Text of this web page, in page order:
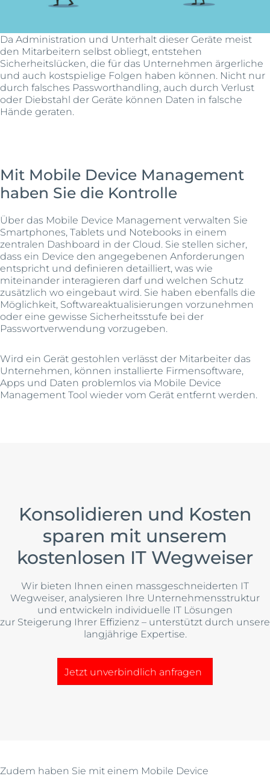
Da Administration und Unterhalt dieser Geräte meist
den Mitarbeitern selbst obliegt, entstehen
Sicherheitslücken, die für das Unternehmen ärgerliche
und auch kostspielige Folgen haben können. Nicht nur
durch falsches Passworthandling, auch durch Verlust
oder Diebstahl der Geräte können Daten in falsche
Hände geraten.
Mit Mobile Device Management
haben Sie die Kontrolle
Über das Mobile Device Management verwalten Sie
Smartphones, Tablets und Notebooks in einem
zentralen Dashboard in der Cloud. Sie stellen sicher,
dass ein Device den angegebenen Anforderungen
entspricht und definieren detailliert, was wie
miteinander interagieren darf und welchen Schutz
zusätzlich wo eingebaut wird. Sie haben ebenfalls die
Möglichkeit, Softwareaktualisierungen vorzunehmen
oder eine gewisse Sicherheitsstufe bei der
Passwortverwendung vorzugeben.
Wird ein Gerät gestohlen verlässt der Mitarbeiter das
Unternehmen, können installierte Firmensoftware,
Apps und Daten problemlos via Mobile Device
Management Tool wieder vom Gerät entfernt werden.
Konsolidieren und Kosten
sparen mit unserem
kostenlosen IT Wegweiser
Wir bieten Ihnen einen massgeschneiderten IT
Wegweiser, analysieren Ihre Unternehmensstruktur
und entwickeln individuelle IT Lösungen
zur Steigerung Ihrer Effizienz – unterstützt durch unsere
langjährige Expertise.
Jetzt unverbindlich anfragen
Zudem haben Sie mit einem Mobile Device